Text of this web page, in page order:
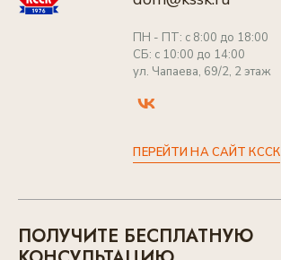
ПОЛУЧИТЕ БЕСПЛАТНУЮ
ПН - ПТ: с 8:00 до 18:00
СБ: с 10:00 до 14:00
ул. Чапаева, 69/2, 2 этаж
ПЕРЕЙТИ НА САЙТ КССК